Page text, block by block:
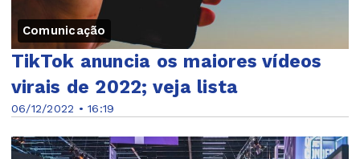
Comunicação
06/12/2022 • 16:19
TikTok anuncia os maiores vídeos
virais de 2022; veja lista